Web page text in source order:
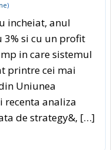
)
incheiat, anul
3% si cu un profit
in care sistemul
printre cei mai
Uniunea
recenta analiza
de strategy&, […]